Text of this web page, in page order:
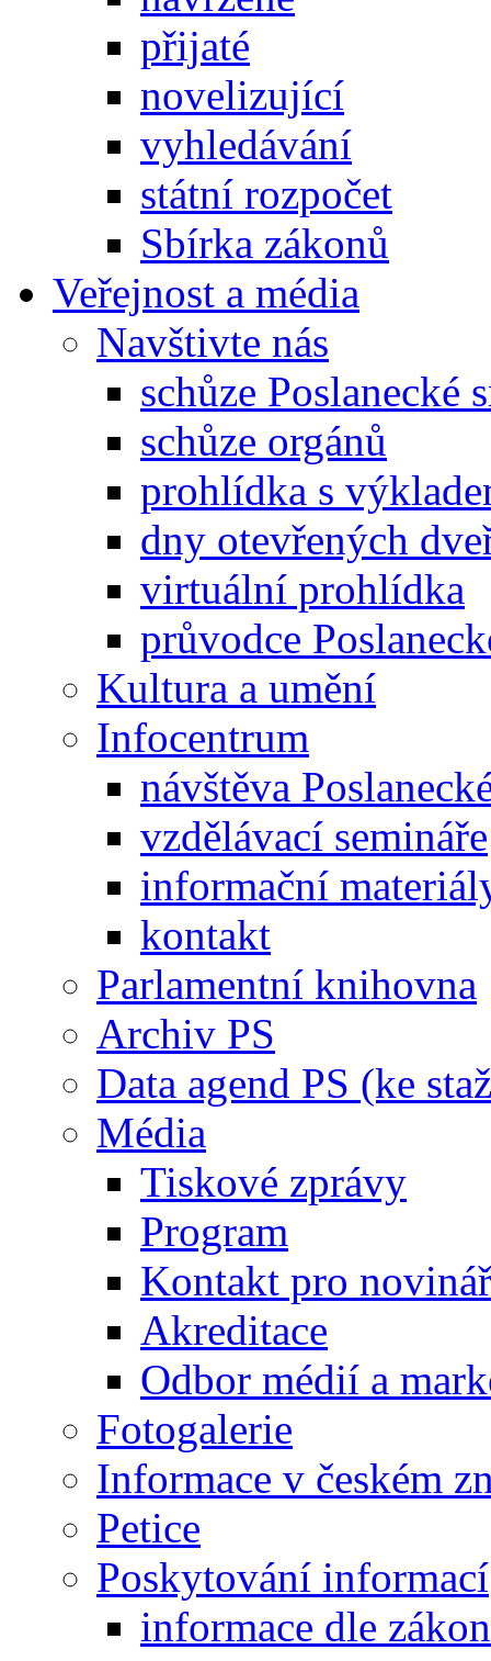
přijaté
novelizující
vyhledávání
státní rozpočet
Sbírka zákonů
Veřejnost a média
Navštivte nás
schůze Poslanecké
schůze orgánů
prohlídka s
dny otevřených
virtuální prohlídka
průvodce
Kultura a umění
Infocentrum
návštěva
vzdělávací semináře
informační
kontakt
Parlamentní knihovna
Archiv PS
Data agend PS (ke
Média
Tiskové zprávy
Program
Kontakt pro
Akreditace
Odbor médií a
Fotogalerie
Informace v českém
Petice
Poskytování informací
informace dle